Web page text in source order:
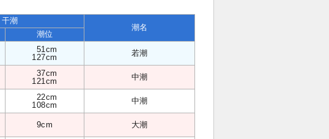
干潮
潮名
潮位
51cm
127cm
若潮
37cm
121cm
中潮
22cm
108cm
中潮
9cm 大潮